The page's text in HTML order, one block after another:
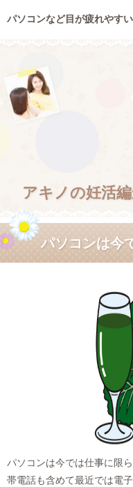
パソコンなど目が疲れやす
アキノの妊活
パソコンは今
パソコンは今では仕事に限
帯電話も含めて最近では電